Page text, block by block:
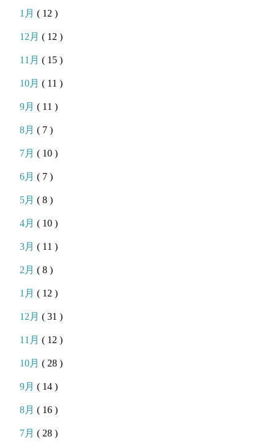
1月( 12 )
12月( 12 )
11月( 15 )
10月( 11 )
9月( 11 )
8月( 7 )
7月( 10 )
6月( 7 )
5月( 8 )
4月( 10 )
3月( 11 )
2月( 8 )
1月( 12 )
12月( 31 )
11月( 12 )
10月( 28 )
9月( 14 )
8月( 16 )
7月( 28 )